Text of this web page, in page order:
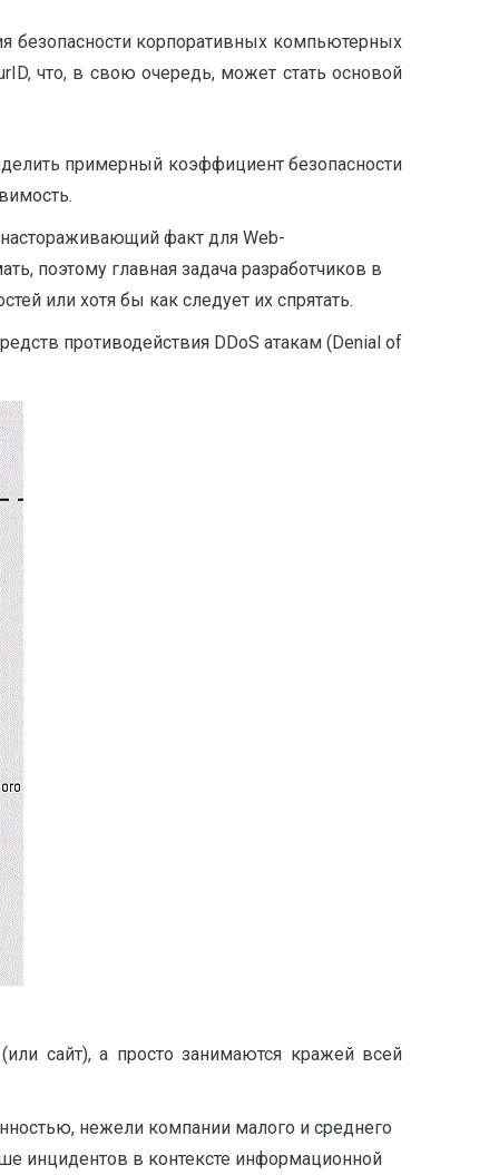
безопасности корпоративных компьютерных
что, в свою очередь, может стать основой
примерный коэффициент безопасности
факт для Web-
поэтому главная задача разработчиков в
или хотя бы как следует их спрятать.
противодействия DDoS­ атакам (Denial of
сайт), а просто занимаются кражей всей
нежели компании малого и среднего
инцидентов в контексте информационной